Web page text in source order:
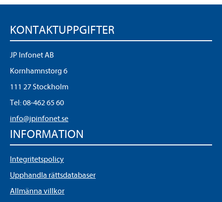
KONTAKTUPPGIFTER
JP Infonet AB
Kornhamnstorg 6
111 27 Stockholm
Tel:08-462 65 60
info@jpinfonet.se
INFORMATION
Integritetspolicy
Upphandla rättsdatabaser
Allmänna villkor